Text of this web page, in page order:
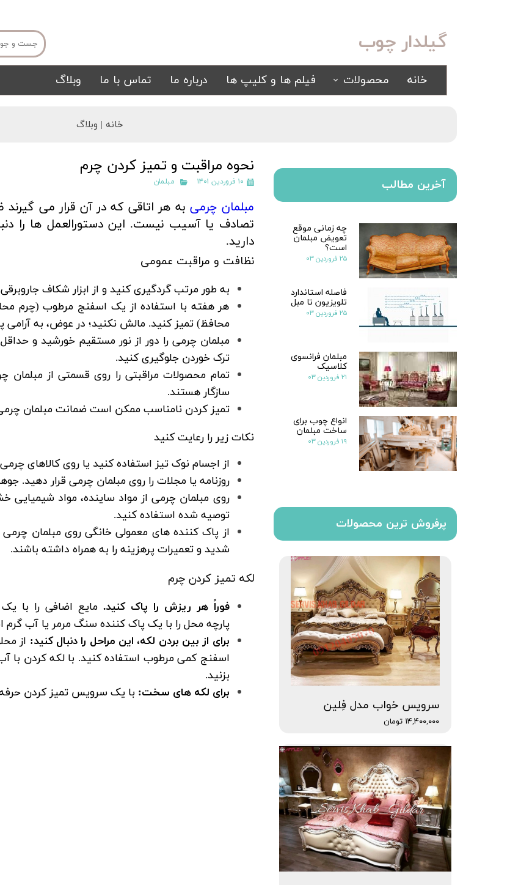
گیلدار چوب
خانه
محصولات
سرویس خواب آینه ای
سرویس خواب سفید
سیسمونی کمد و بوفه
فیلم ها و کلیپ ها درباره ما تماس با ما وبلاگ
خانه | وبلاگ
نحوه مراقبت و تمیز کردن چرم
۱۰ فروردین ۱۴۰۱ مبلمان
مبلمان چرمیبه هر اتاقی که در آن قرار می گیرند
تصادف یا آسیب نیست. این دستورالعمل ها را
دارید.
نظافت و مراقبت عمومی
به طور مرتب گردگیری کنید و از ابزار شکاف
هر هفته با استفاده از یک اسفنج مرطوب (چرم
محافظ) تمیز کنید. مالش نکنید؛ در عوض، به آرامی
مبلمان چرمی را دور از نور مستقیم خورشید و
ترک خوردن جلوگیری کنید.
تمام محصولات مراقبتی را روی قسمتی از
سازگار هستند.
تمیز کردن نامناسب ممکن است ضمانت مبلمان
نکات زیر را رعایت کنید
از اجسام نوک تیز استفاده کنید یا روی کالاهای
روزنامه یا مجلات را روی مبلمان چرمی قرار دهید.
روی مبلمان چرمی از مواد ساینده، مواد شیمیایی
توصیه شده استفاده کنید.
از پاک کننده های معمولی خانگی روی مبلمان چرمی
شدید و تعمیرات پرهزینه را به همراه داشته باشند.
لکه تمیز کردن چرم
فوراً هر ریزش را پاک کنید.مایع اضافی را با
پارچه محل را با یک پاک کننده سنگ مرمر یا آب گرم
برای از بین بردن لکه، این مراحل را دنبال کنید:
اسفنج کمی مرطوب استفاده کنید. با لکه کردن با
بزنید.
برای لکه های سخت: با یک سرویس تمیز کردن
سرویس خواب مدل فِلین
۱۴,۴۰۰,۰۰۰ تومان
پرفروش ترین محصولات
آخرین مطالب
چه زمانی موقع
تعویض مبلمان
است؟
۲۵ فروردین ۰۳
فاصله استاندارد
تلویزیون تا مبل
۲۵ فروردین ۰۳
مبلمان فرانسوی
کلاسیک
۲۱ فروردین ۰۳
انواع چوب برای
ساخت مبلمان
۱۹ فروردین ۰۳